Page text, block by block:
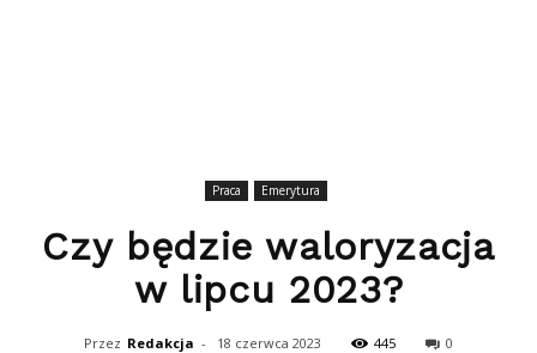
Praca Emerytura
Czy będzie waloryzacja
w lipcu 2023?
Przez Redakcja - 18 czerwca 2023 445 0